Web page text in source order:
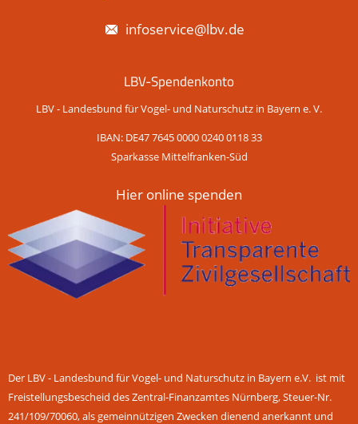
infoservice@lbv.de
LBV-Spendenkonto
LBV - Landesbund für Vogel- und Naturschutz in Bayern e. V.
IBAN: DE47 7645 0000 0240 0118 33
Sparkasse Mittelfranken-Süd
Hier online spenden
Der LBV - Landesbund für Vogel- und Naturschutz in Bayern e.V. ist mit
Freistellungsbescheid des Zentral-Finanzamtes Nürnberg, Steuer-Nr.
241/109/70060, als gemeinnützigen Zwecken dienend anerkannt und